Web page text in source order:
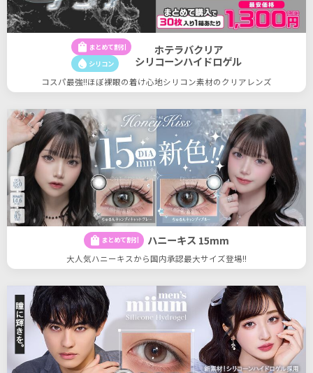
shopping_bag まとめて割引
water_drop シリコン
ホテラバクリア
シリコーンハイドロゲル
コスパ最強!!ほぼ裸眼の着け心地シリコン素材のクリアレンズ
shopping_bag まとめて割引 ハニーキス 15mm
大人気ハニーキスから国内承認最大サイズ登場!!